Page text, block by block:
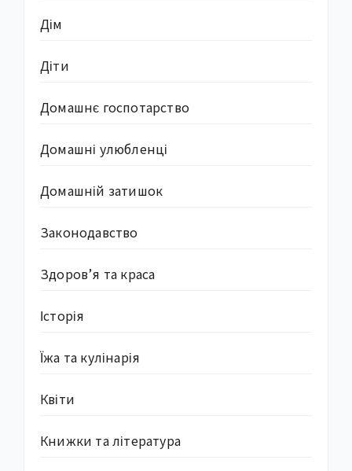
Дім
Діти
Домашнє госпотарство
Домашні улюбленці
Домашній затишок
Законодавство
Здоров’я та краса
Історія
Їжа та кулінарія
Квіти
Книжки та література